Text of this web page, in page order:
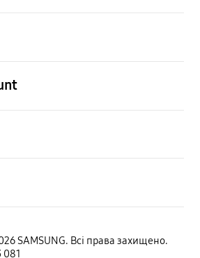
SAMSUNG. Всі права захищено.
081